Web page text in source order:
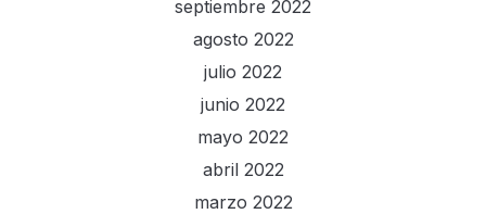
septiembre 2022
agosto 2022
julio 2022
junio 2022
mayo 2022
abril 2022
marzo 2022